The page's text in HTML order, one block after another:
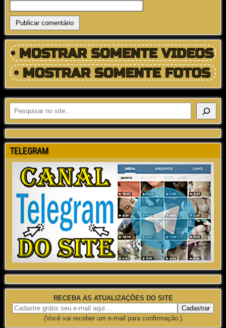
TELEGRAM
RECEBA AS ATUALIZAÇÕES DO SITE
(Você vai receber um e-mail para confirmação.)